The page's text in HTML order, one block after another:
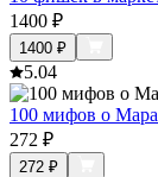
1400 ₽
1400 ₽
5.04
100 мифов о
272 ₽
272 ₽